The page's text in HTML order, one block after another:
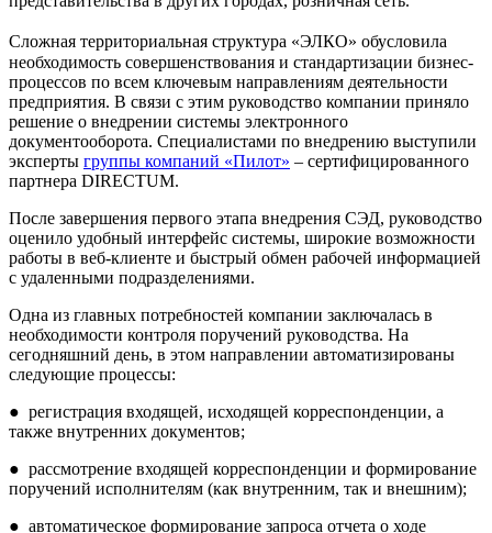
Сложная территориальная структура «ЭЛКО» обусловила
необходимость совершенствования и стандартизации бизнес-
процессов по всем ключевым направлениям деятельности
предприятия. В связи с этим руководство компании приняло
решение о внедрении системы электронного
документооборота. Специалистами по внедрению выступили
эксперты группы компаний «Пилот» – сертифицированного
партнера DIRECTUM.
После завершения первого этапа внедрения СЭД, руководство
оценило удобный интерфейс системы, широкие возможности
работы в веб-клиенте и быстрый обмен рабочей информацией
с удаленными подразделениями.
Одна из главных потребностей компании заключалась в
необходимости контроля поручений руководства. На
сегодняшний день, в этом направлении автоматизированы
следующие процессы:
● регистрация входящей, исходящей корреспонденции, а
также внутренних документов;
● рассмотрение входящей корреспонденции и формирование
поручений исполнителям (как внутренним, так и внешним);
● автоматическое формирование запроса отчета о ходе